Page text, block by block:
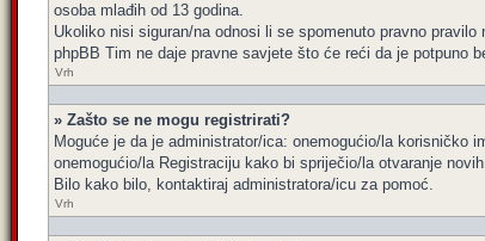
osoba mlađih od 13 godina.
Ukoliko nisi siguran/na odnosi li se spomenuto pravno
phpBB Tim ne daje pravne savjete što će reći da je potpuno
Vrh
» Zašto se ne mogu registrirati?
Moguće je da je administrator/ica: onemogućio/la
onemogućio/la Registraciju kako bi spriječio/la otvaranje
Bilo kako bilo, kontaktiraj administratora/icu za pomoć.
Vrh